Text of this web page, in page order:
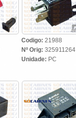
Codigo: 21988
Nº Orig:
Unidade: PC